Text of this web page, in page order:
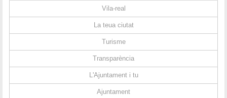
Vila-real
La teua ciutat
Turisme
Transparència
L'Ajuntament i tu
Ajuntament